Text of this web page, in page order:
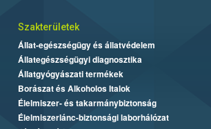
Szakterületek
Állat-egészségügy és állatvédelem
Állategészségügyi diagnosztika
Állatgyógyászati termékek
Borászat és Alkoholos Italok
Élelmiszer- és takarmánybiztonság
Élelmiszerlánc-biztonsági laborhálózat